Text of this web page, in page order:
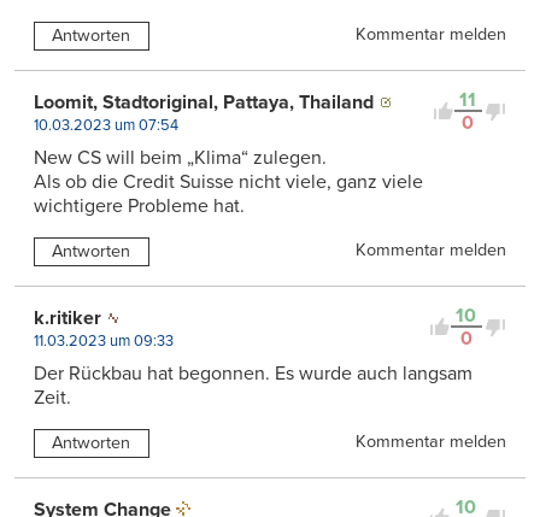
Antworten Kommentar melden
11
0
Loomit, Stadtoriginal, Pattaya, Thailand
10.03.2023 um 07:54
New CS will beim „Klima“ zulegen.
Als ob die Credit Suisse nicht viele, ganz viele
wichtigere Probleme hat.
Antworten Kommentar melden
10
0
k.ritiker
11.03.2023 um 09:33
Der Rückbau hat begonnen. Es wurde auch langsam
Zeit.
Antworten Kommentar melden
10
System Change